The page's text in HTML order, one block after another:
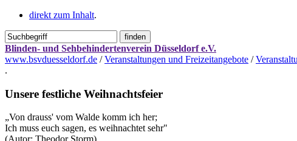
direkt zum Inhalt.
Blinden- und Sehbehindertenverein Düsseldorf e.V.
www.bsvduesseldorf.de /Veranstaltungen und Freizeitangebote /
.
Unsere festliche Weihnachtsfeier
„Von drauss' vom Walde komm ich her;
Ich muss euch sagen, es weihnachtet sehr"